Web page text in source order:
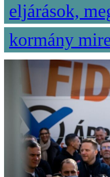
eljárások,
kormány